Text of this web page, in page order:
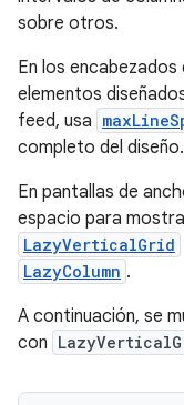
sobre otros.
En los
elementos
feed, usa
completo del diseño.
En pantallas de
espacio para
LazyVerticalGrid
LazyColumn .
A continuación, se
con